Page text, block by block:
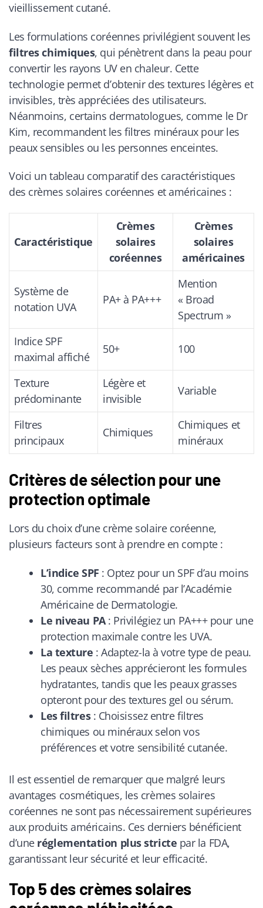
vieillissement cutané.
Les formulations coréennes privilégient souvent les
filtres chimiques, qui pénètrent dans la peau pour
convertir les rayons UV en chaleur. Cette
technologie permet d’obtenir des textures légères et
invisibles, très appréciées des utilisateurs.
Néanmoins, certains dermatologues, comme le Dr
Kim, recommandent les filtres minéraux pour les
peaux sensibles ou les personnes enceintes.
Voici un tableau comparatif des caractéristiques
des crèmes solaires coréennes et américaines :
Caractéristique
Crèmes
solaires
coréennes
Crèmes
solaires
américaines
Système de
notation UVA
PA+ à PA+++
Mention
« Broad
Spectrum »
Indice SPF
maximal affiché
50+ 100
Texture
prédominante
Légère et
invisible
Variable
Filtres
principaux
Chimiques
Chimiques et
minéraux
Critères de sélection pour une
protection optimale
Lors du choix d’une crème solaire coréenne,
plusieurs facteurs sont à prendre en compte :
L’indice SPF : Optez pour un SPF d’au moins
30, comme recommandé par l’Académie
Américaine de Dermatologie.
Le niveau PA: Privilégiez un PA+++ pour une
protection maximale contre les UVA.
La texture : Adaptez-la à votre type de peau.
Les peaux sèches apprécieront les formules
hydratantes, tandis que les peaux grasses
opteront pour des textures gel ou sérum.
Les filtres: Choisissez entre filtres
chimiques ou minéraux selon vos
préférences et votre sensibilité cutanée.
Il est essentiel de remarquer que malgré leurs
avantages cosmétiques, les crèmes solaires
coréennes ne sont pas nécessairement supérieures
aux produits américains. Ces derniers bénéficient
d’une réglementation plus stricte par la FDA,
garantissant leur sécurité et leur efficacité.
Top 5 des crèmes solaires